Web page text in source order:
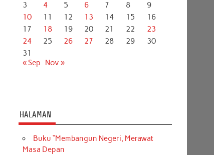
3
4 5 6 7 8
9
10
11 12 13 14 15
16
17
18 19 20 21 22
23
24
25 26 27 28 29
30
31
« Sep
Nov »
HALAMAN
Buku “Membangun Negeri, Merawat
Masa Depan